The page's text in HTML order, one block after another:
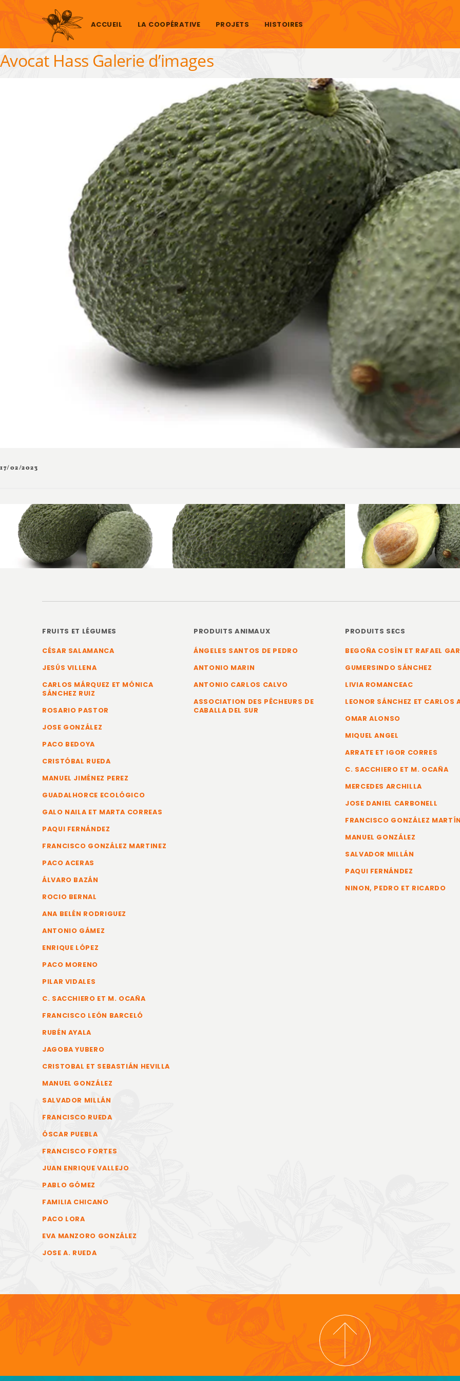
Aller au contenu
ACCUEIL LA COOPÉRATIVE PROJETS HISTOIRES
Avocat Hass Galerie d’images
17/02/2023
FRUITS ET LÉGUMES
CÉSAR SALAMANCA
JESÚS VILLENA
CARLOS MÁRQUEZ ET MÓNICA
SÁNCHEZ RUIZ
ROSARIO PASTOR
JOSE GONZÁLEZ
PACO BEDOYA
CRISTÓBAL RUEDA
MANUEL JIMÉNEZ PEREZ
GUADALHORCE ECOLÓGICO
GALO NAILA ET MARTA CORREAS
PAQUI FERNÁNDEZ
FRANCISCO GONZÁLEZ MARTINEZ
PACO ACERAS
ÁLVARO BAZÁN
ROCIO BERNAL
ANA BELÉN RODRIGUEZ
ANTONIO GÁMEZ
ENRIQUE LÓPEZ
PACO MORENO
PILAR VIDALES
C. SACCHIERO ET M. OCAÑA
FRANCISCO LEÓN BARCELÓ
RUBÉN AYALA
JAGOBA YUBERO
CRISTOBAL ET SEBASTIÁN HEVILLA
MANUEL GONZÁLEZ
SALVADOR MILLÁN
FRANCISCO RUEDA
ÓSCAR PUEBLA
FRANCISCO FORTES
JUAN ENRIQUE VALLEJO
PABLO GÓMEZ
FAMILIA CHICANO
PACO LORA
EVA MANZORO GONZÁLEZ
JOSE A. RUEDA
PRODUITS ANIMAUX
ÁNGELES SANTOS DE PEDRO
ANTONIO MARIN
ANTONIO CARLOS CALVO
ASSOCIATION DES PÊCHEURS DE
CABALLA DEL SUR
PRODUITS SECS
BEGOÑA COSÍN ET RAFAEL
GUMERSINDO SÁNCHEZ
LIVIA ROMANCEAC
LEONOR SÁNCHEZ ET CARLOS
OMAR ALONSO
MIQUEL ANGEL
ARRATE ET IGOR CORRES
C. SACCHIERO ET M. OCAÑA
MERCEDES ARCHILLA
JOSE DANIEL CARBONELL
FRANCISCO GONZÁLEZ MARTÍN
MANUEL GONZÁLEZ
SALVADOR MILLÁN
PAQUI FERNÁNDEZ
NINON, PEDRO ET RICARDO